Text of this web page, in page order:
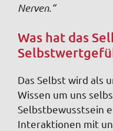
Nerven.“
Was hat das
Das Selbst wird als
Wissen um uns
Selbstbewusstsein
Interaktionen mit